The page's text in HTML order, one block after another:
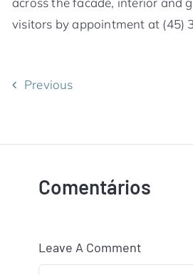
visitors by appointment at (45)
Previous
Comentários
Leave A Comment